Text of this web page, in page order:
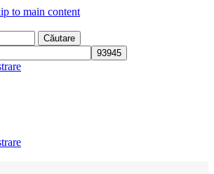
to main content
Căutare